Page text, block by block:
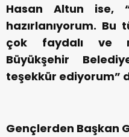
Hasan Altun ise,
hazırlanıyorum.
çok faydalı ve
Büyükşehir
teşekkür ediyorum”
Gençlerden Başkan